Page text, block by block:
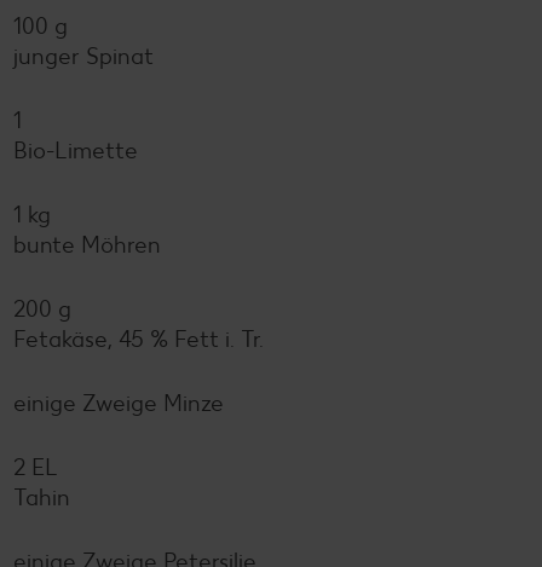
100 g
junger Spinat
1
Bio-Limette
1 kg
bunte Möhren
200 g
Fetakäse, 45 % Fett i. Tr.
einige Zweige Minze
2 EL
Tahin
einige Zweige Petersilie